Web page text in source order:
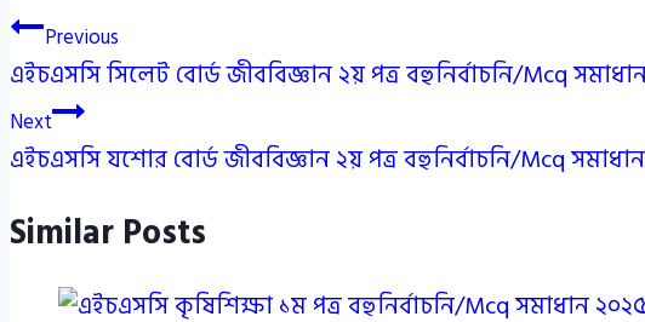
Post
navigation
Previous
এইচএসসি সিলেট বোর্ড জীববিজ্ঞান ২য় পত্র বহুনির্বাচনি/Mcq
Next
এইচএসসি যশোর বোর্ড জীববিজ্ঞান ২য় পত্র বহুনির্বাচনি/Mcq
Similar Posts